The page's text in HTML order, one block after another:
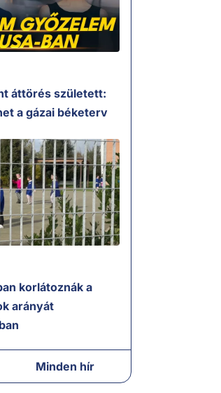
áttörés született:
a gázai béketerv
korlátoznák a
arányát
Minden hír